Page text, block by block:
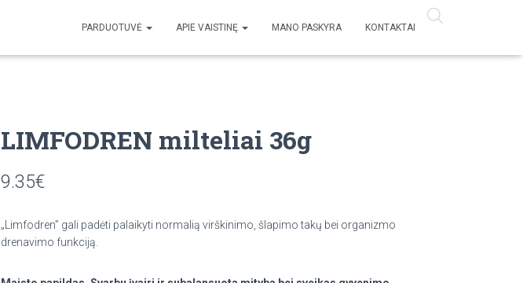
PARDUOTUVĖ APIE VAISTINĘ MANO PASKYRA KONTAKTAI
LIMFODREN milteliai 36g
9.35€
„Limfodren” gali padėti palaikyti normalią virškinimo, šlapimo takų bei organizmo
drenavimo funkciją.